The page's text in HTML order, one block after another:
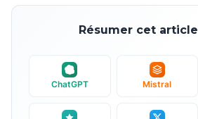
Résumer cet article
ChatGPT Mistral